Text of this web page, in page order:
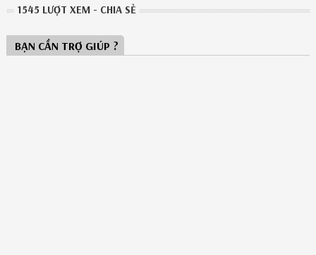
1545 LƯỢT XEM - CHIA SẺ
BẠN CẦN TRỢ GIÚP ?